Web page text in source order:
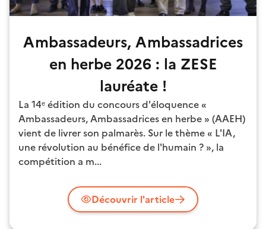
Ambassadeurs, Ambassadrices
en herbe 2026 : la ZESE
lauréate !
La 14ᵉ édition du concours d'éloquence «
Ambassadeurs, Ambassadrices en herbe » (AAEH)
vient de livrer son palmarès. Sur le thème « L'IA,
une révolution au bénéfice de l'humain ? », la
compétition a m...
Découvrir l'article